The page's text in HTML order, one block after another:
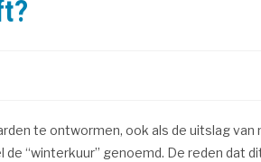
te ontwormen, ook als de uitslag
“winterkuur” genoemd. De reden dat